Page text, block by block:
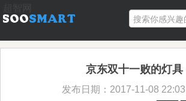
京东双十一败的灯具
发布日期：2017-11-08